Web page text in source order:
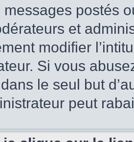
messages postés
et
modifier
Si vous
le seul but
peut